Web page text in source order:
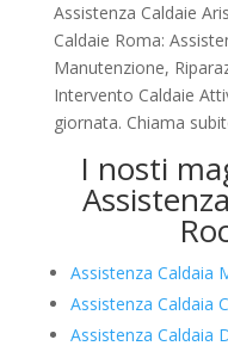
Assistenza Caldaie
Caldaie Roma:
Manutenzione,
Intervento Caldaie
giornata. Chiama
I nosti
Assistenza Caldaia
Assistenza Caldaia
Assistenza Caldaia